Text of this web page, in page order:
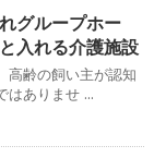
グループホー
入れる介護施設
高齢の飼い主が認知
はありませ ...